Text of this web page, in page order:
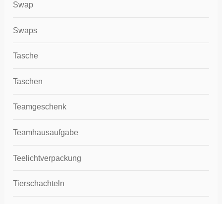
Swap
Swaps
Tasche
Taschen
Teamgeschenk
Teamhausaufgabe
Teelichtverpackung
Tierschachteln